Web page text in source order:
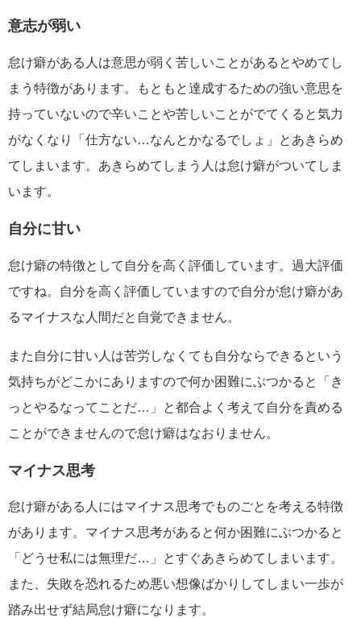
意志が弱い
怠け癖がある人は意思が弱く苦しいことがあるとやめてし
まう特徴があります。もともと達成するための強い意思を
持っていないので辛いことや苦しいことがでてくると気力
がなくなり「仕方ない…なんとかなるでしょ」とあきらめ
てしまいます。あきらめてしまう人は怠け癖がついてしま
います。
自分に甘い
怠け癖の特徴として自分を高く評価しています。過大評価
ですね。自分を高く評価していますので自分が怠け癖があ
るマイナスな人間だと自覚できません。
また自分に甘い人は苦労しなくても自分ならできるという
気持ちがどこかにありますので何か困難にぶつかると「き
っとやるなってことだ…」と都合よく考えて自分を責める
ことができませんので怠け癖はなおりません。
マイナス思考
怠け癖がある人にはマイナス思考でものごとを考える特徴
があります。マイナス思考があると何か困難にぶつかると
「どうせ私には無理だ…」とすぐあきらめてしまいます。
また、失敗を恐れるため悪い想像ばかりしてしまい一歩が
踏み出せず結局怠け癖になります。